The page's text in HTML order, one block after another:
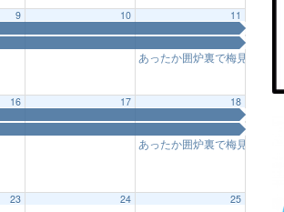
9 10 11
あったか囲炉裏で梅見 11:00
16 17 18
あったか囲炉裏で梅見
23 24 25